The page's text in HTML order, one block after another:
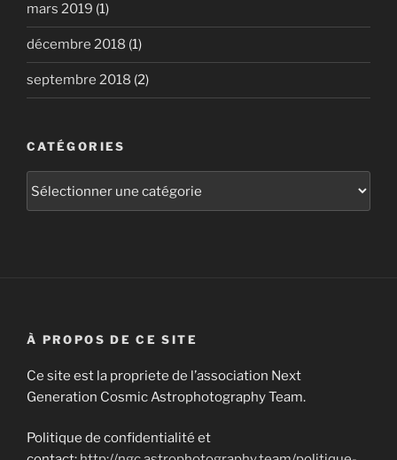
mars 2019 (1)
décembre 2018 (1)
septembre 2018 (2)
CATÉGORIES
À PROPOS DE CE SITE
Ce site est la propriete de l’association Next
Generation Cosmic Astrophotography Team.
Politique de confidentialité et